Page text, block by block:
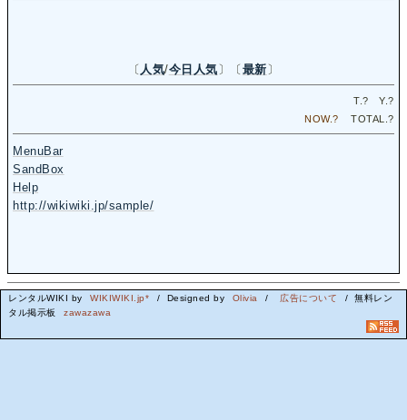
〔 人気/今日人気〕〔最新〕
T.? Y.?
NOW.? TOTAL.?
MenuBar
SandBox
Help
http://wikiwiki.jp/sample/
レンタルWIKI by WIKIWIKI.jp* / Designed by Olivia / 広告について
/ 無料レン
タル掲示板
zawazawa